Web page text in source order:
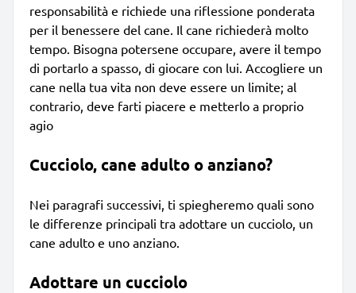
responsabilità e richiede una riflessione ponderata
per il benessere del cane. Il cane richiederà molto
tempo. Bisogna potersene occupare, avere il tempo
di portarlo a spasso, di giocare con lui. Accogliere un
cane nella tua vita non deve essere un limite; al
contrario, deve farti piacere e metterlo a proprio
agio
Cucciolo, cane adulto o anziano?
Nei paragrafi successivi, ti spiegheremo quali sono
le differenze principali tra adottare un cucciolo, un
cane adulto e uno anziano.
Adottare un cucciolo